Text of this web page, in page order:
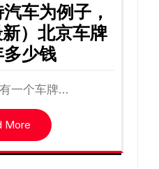
车为例子，
）北京车牌
少钱
一个车牌…
More